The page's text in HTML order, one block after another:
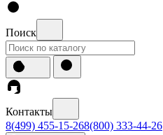
Поиск
Контакты
8(499) 455-15-268(800) 333-44-26